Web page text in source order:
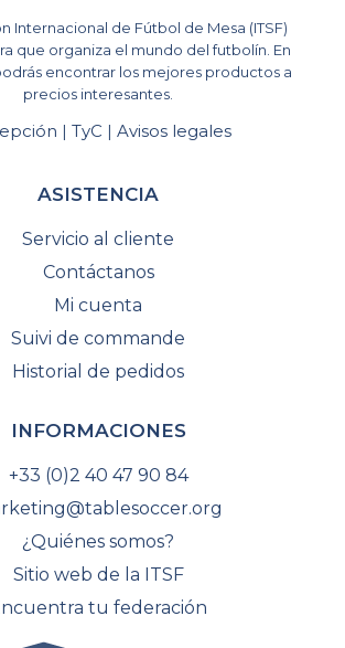
Internacional de Fútbol de Mesa (ITSF)
que organiza el mundo del futbolín. En
encontrar los mejores productos a
precios interesantes.
| TyC | Avisos legales
ASISTENCIA
Servicio al cliente
Contáctanos
Mi cuenta
Suivi de commande
Historial de pedidos
INFORMACIONES
+33 (0)2 40 47 90 84
¿Quiénes somos?
Sitio web de la ITSF
tu federación